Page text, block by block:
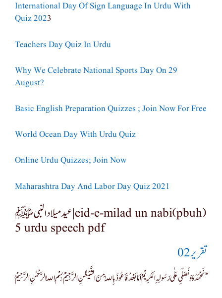
International Day Of Sign Language In Urdu With
Quiz 2023
Teachers Day Quiz In Urdu
Why We Celebrate National Sports Day On 29
August?
Basic English Preparation Quizzes ; Join Now For Free
World Ocean Day With Urdu Quiz
Online Urdu Quizzes; Join Now
Maharashtra Day And Labor Day Quiz 2021
عید میلاد النبی ﷺ|eid-e-milad un nabi(pbuh)
5 urdu speech pdf
تقریر 02
نَحْمَدُہُ وَ نُصَلّیِ عَلٰی رَسُولِہِ الْکَرِیْمْ اَمّا بَعْدْفَاَعُوذُ بِاللّٰہِ مِنَ الشَّیْطٰنِ الرَّجِیْم ْ بِسْمِ اللّٰہ الرَّحْمٰنِ الرَّحِیْمْ ؕ